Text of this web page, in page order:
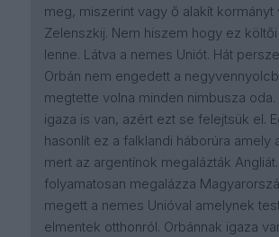
meg, miszerint vagy ő alakít kormányt
Zelenszkij. Nem hiszem hogy ez
lenne. Látva a nemes Uniót. Hát
Orbán nem engedett a
megtette volna minden nimbusza oda.
igaza is van, azért ezt se felejtsük el.
hasonlít ez a falklandi háborúra amely
mert az argentínok megalázták
folyamatosan megalázza
megett a nemes Unióval amelynek
elmentek otthonról. Orbánnak igaza